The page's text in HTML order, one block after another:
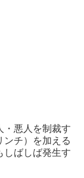
・悪人を制裁す
ンチ）を加える
しばしば発生す